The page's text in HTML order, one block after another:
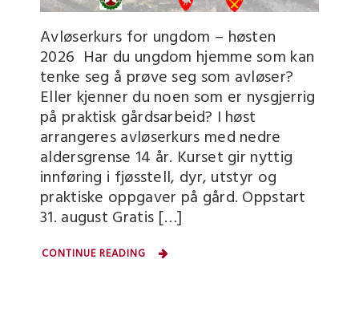
Avløserkurs for ungdom – høsten
2026 Har du ungdom hjemme som kan
tenke seg å prøve seg som avløser?
Eller kjenner du noen som er nysgjerrig
på praktisk gårdsarbeid? I høst
arrangeres avløserkurs med nedre
aldersgrense 14 år. Kurset gir nyttig
innføring i fjøsstell, dyr, utstyr og
praktiske oppgaver på gård. Oppstart
31. august Gratis […]
CONTINUE READING